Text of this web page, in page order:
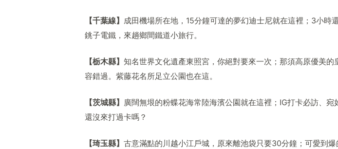
【千葉線】 成田機場所在地，15分鐘可達的夢幻迪士尼就在這裡；3小時
銚子電鐵，來趟鄉間鐵道小旅行。
【栃木縣】 知名世界文化遺產東照宮，你絕對要來一次；那須高原優美的
容錯過。紫藤花名所足立公園也在這。
【茨城縣】 廣闊無垠的粉蝶花海常陸海濱公園就在這裡；IG打卡必訪、
還沒來打過卡嗎？
【琦玉縣】 古意滿點的川越小江戶城，原來離池袋只要30分鐘；可愛到